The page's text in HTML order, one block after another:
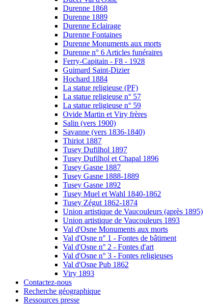
Durenne 1868
Durenne 1889
Durenne Eclairage
Durenne Fontaines
Durenne Monuments aux morts
Durenne n° 6 Articles funéraires
Ferry-Capitain - F8 - 1928
Guimard Saint-Dizier
Hochard 1884
La statue religieuse (PF)
La statue religieuse n° 57
La statue religieuse n° 59
Ovide Martin et Viry frères
Salin (vers 1900)
Savanne (vers 1836-1840)
Thiriot 1887
Tusey Dufilhol 1897
Tusey Dufilhol et Chapal 1896
Tusey Gasne 1887
Tusey Gasne 1888-1889
Tusey Gasne 1892
Tusey Muel et Wahl 1840-1862
Tusey Zégut 1862-1874
Union artistique de Vaucouleurs (après 1895)
Union artistique de Vaucouleurs 1893
Val d'Osne Monuments aux morts
Val d'Osne n° 1 - Fontes de bâtiment
Val d'Osne n° 2 - Fontes d'art
Val d'Osne n° 3 - Fontes religieuses
Val d'Osne Pub 1862
Viry 1893
Contactez-nous
Recherche géographique
Ressources presse